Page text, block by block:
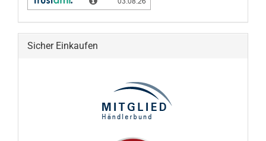
Sicher Einkaufen